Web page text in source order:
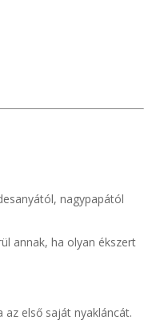
nagypapától
annak, ha olyan ékszert
első saját nyakláncát.